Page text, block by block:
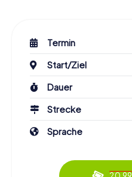
Termin
Start/Ziel
Dauer
Strecke
Sprache